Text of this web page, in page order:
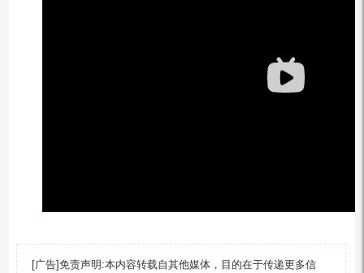
[广告]免责声明:本内容转载自其他媒体，目的在于传递更多信